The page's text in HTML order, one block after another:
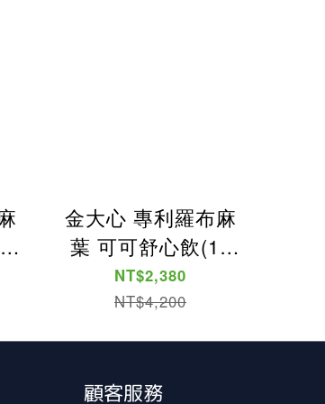
金大心 專利羅布麻
葉 可可舒心飲(10
入)*7盒
NT$2,380
NT$4,200
顧客服務